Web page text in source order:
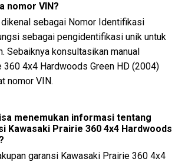
nomor VIN?
dikenal sebagai Nomor Identifikasi
sebagai pengidentifikasi unik untuk
Sebaiknya konsultasikan manual
360 4x4 Hardwoods Green HD (2004)
nomor VIN.
menemukan informasi tentang
Kawasaki Prairie 360 4x4 Hardwoods
garansi Kawasaki Prairie 360 4x4